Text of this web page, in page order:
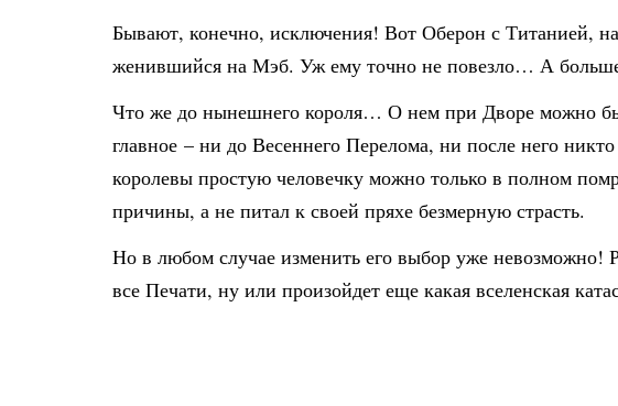
Бывают, конечно, исключения! Вот Оберон с Титанией,
женившийся на Мэб. Уж ему точно не повезло… А
Что же до нынешнего короля… О нем при Дворе можно
главное – ни до Весеннего Перелома, ни после него
королевы простую человечку можно только в полном
причины, а не питал к своей пряхе безмерную страсть.
Но в любом случае изменить его выбор уже
все Печати, ну или произойдет еще какая вселенская